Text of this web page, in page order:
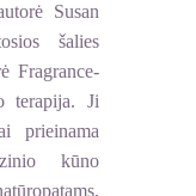
Susan
šalies
Fragrance-
terapija. Ji
prieinama
kūno